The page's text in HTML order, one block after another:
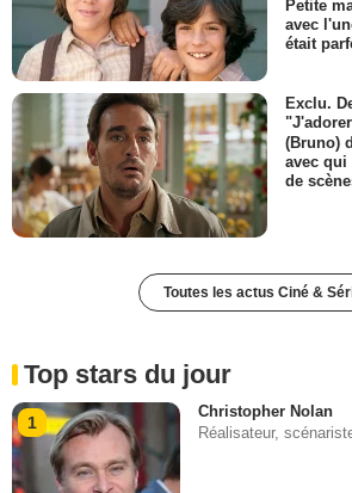
Petite
avec
était
Exclu.
(Bruno)
avec qui
de
Toutes les actus Ciné &
Top stars du jour
1
Christopher Nolan
Réalisateur,